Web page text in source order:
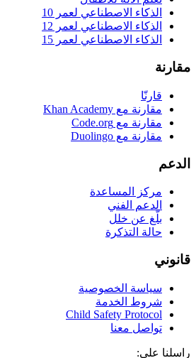
الذكاء الاصطناعي لعمر 10
الذكاء الاصطناعي لعمر 12
الذكاء الاصطناعي لعمر 15
مقارنة
قارنّا
مقارنة مع Khan Academy
مقارنة مع Code.org
مقارنة مع Duolingo
الدعم
مركز المساعدة
الدعم الفني
بلّغ عن خلل
حالة التذكرة
قانوني
سياسة الخصوصية
شروط الخدمة
Child Safety Protocol
تواصل معنا
راسلنا على: